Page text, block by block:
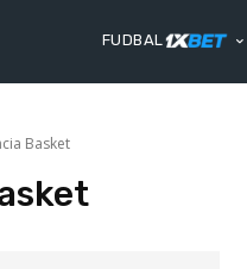
FUDBAL
Basket